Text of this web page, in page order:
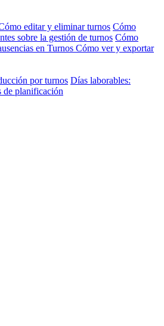
editar y eliminar turnos Cómo
sobre la gestión de turnos Cómo
en Turnos Cómo ver y exportar
por turnos Días laborables:
de planificación